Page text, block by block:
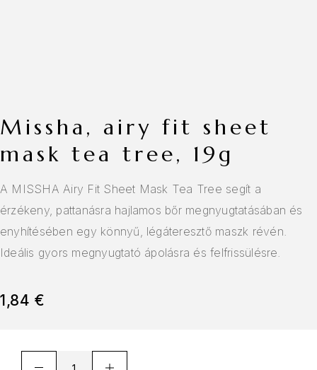
missha, airy fit sheet
mask tea tree, 19g
A MISSHA Airy Fit Sheet Mask Tea Tree segít a
érzékeny, pattanásra hajlamos bőr megnyugtatásában és
enyhítésében egy könnyű, légáteresztő maszk révén.
Ideális gyors megnyugtató ápolásra és felfrissülésre.
1,84€